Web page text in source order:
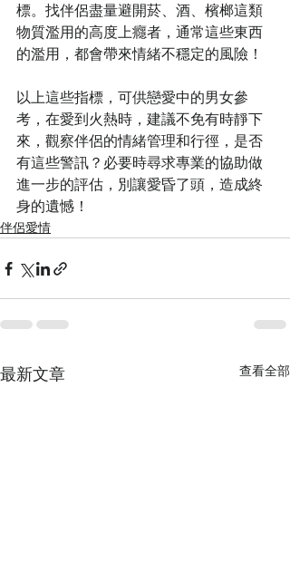
標。找伴侶盡量避開菸、酒、檳榔這類
物質濫用的高度上癮者，通常這些東西
的濫用，都會帶來情緒不穩定的風險！
以上這些指標，可供戀愛中的男女參
考，在愛到火熱時，建議不免有時靜下
來，觀察伴侶的情緒管理和行徑，是否
有這些警訊？必要時尋求專業的協助做
進一步的評估，別讓愛昏了頭，造成終
身的遺憾！
伴侶愛情
最新文章 查看全部